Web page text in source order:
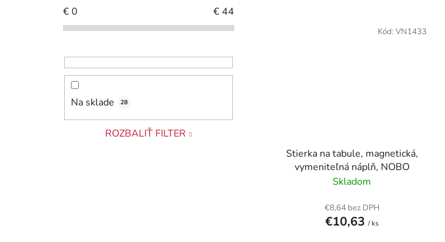
€0 € 44
Na sklade 28
ROZBALIŤ FILTER
Stierka na tabule, magnetická,
vymeniteľná náplň, NOBO
Skladom
€8,64 bez DPH
€10,63/ ks
Kód: VN1433